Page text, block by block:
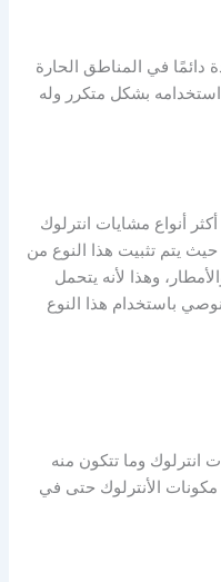
في المناطق الحارة
بشكل متكرر وله
أنواع مشايات انترلوك
يتم تثبيت هذا النوع من
وهذا لأنه يتحمل
باستخدام هذا النوع
وما تتكون منه
مكونات الأنترلوك حتى في